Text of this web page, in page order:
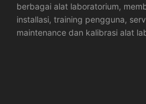
berbagai alat laboratorium,
installasi, training pengguna,
maintenance dan kalibrasi alat